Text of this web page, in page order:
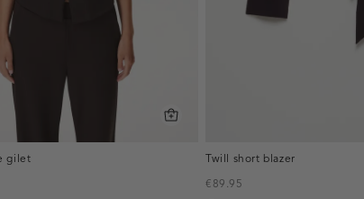
gilet
Twill short blazer
€89.95